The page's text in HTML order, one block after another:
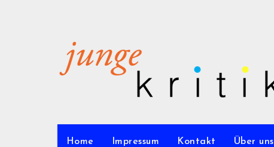
Home Impressum Kontakt Über uns